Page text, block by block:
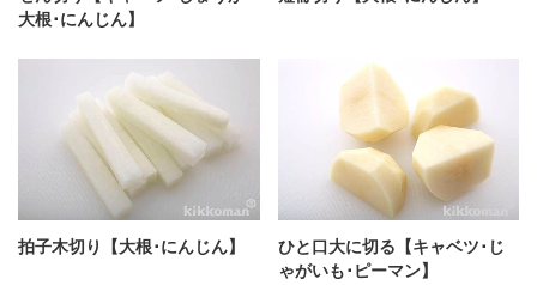
大根･にんじん】
拍子木切り【大根･にんじん】
ひと口大に切る【キャベツ･じ
ゃがいも･ピーマン】